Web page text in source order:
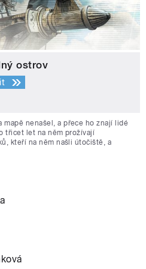
ostrov
nenašel, a přece ho znají lidé
třicet let na něm prožívají
kteří na něm našli útočiště, a